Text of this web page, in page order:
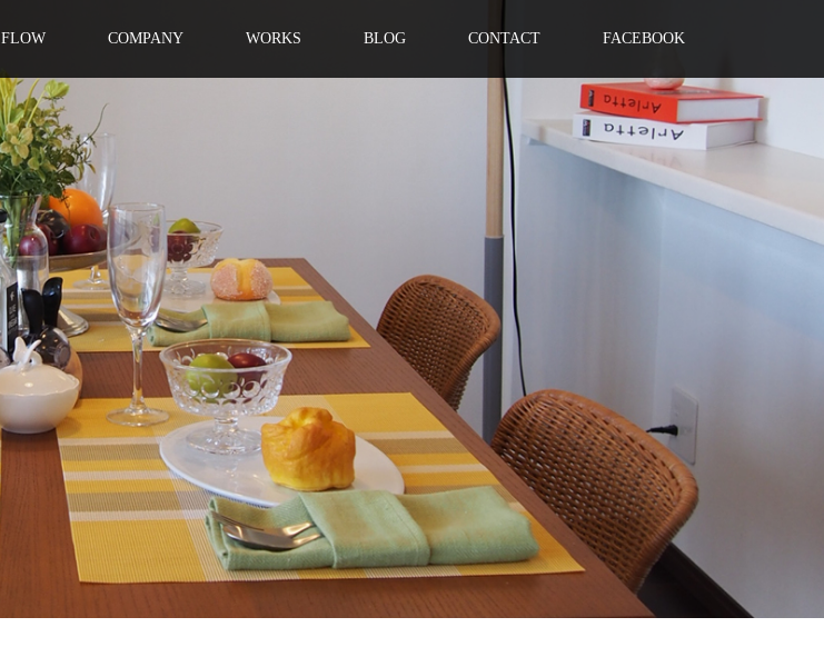
FLOW COMPANY WORKS BLOG CONTACT FACEBOOK